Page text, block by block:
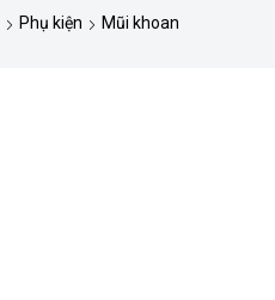
Phụ kiện Mũi khoan